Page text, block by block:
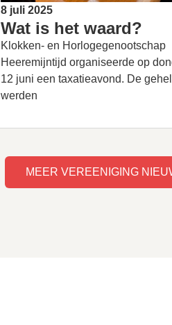
8 juli 2025
Wat is het waard?
Klokken- en Horlogegenootschap
Heeremijntijd organiseerde op
12 juni een taxatieavond. De
werden
MEER VEREENIGING